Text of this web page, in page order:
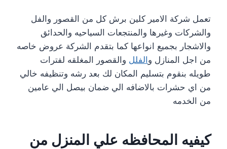
تعمل شركة الامير كلين برش كل من القصور والفل
والشركات وغيرها والمنتجعات السياحيه والحدائق
والاشجار بجميع انواعها كما بتقدم الشركة عروض خاصه
من اجل المنازل والفلل والقصور المغلقه لفترات
طويله بنقوم بتسليم المكان لك بعد رشه وتنظيفه خالي
من اي حشرات بالاضافه الي ضمان بيصل الي عامين
من الخدمه
كيفيه المحافظه علي المنزل من